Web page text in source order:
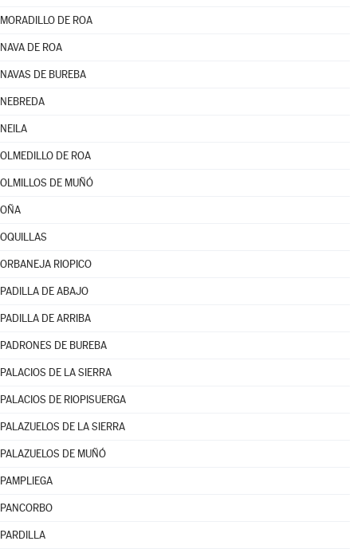
MORADILLO DE ROA
NAVA DE ROA
NAVAS DE BUREBA
NEBREDA
NEILA
OLMEDILLO DE ROA
OLMILLOS DE MUÑÓ
OÑA
OQUILLAS
ORBANEJA RIOPICO
PADILLA DE ABAJO
PADILLA DE ARRIBA
PADRONES DE BUREBA
PALACIOS DE LA SIERRA
PALACIOS DE RIOPISUERGA
PALAZUELOS DE LA SIERRA
PALAZUELOS DE MUÑÓ
PAMPLIEGA
PANCORBO
PARDILLA